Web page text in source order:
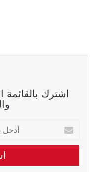
اشترك بالقائمة
أدخل
بريدك
الالكتروني